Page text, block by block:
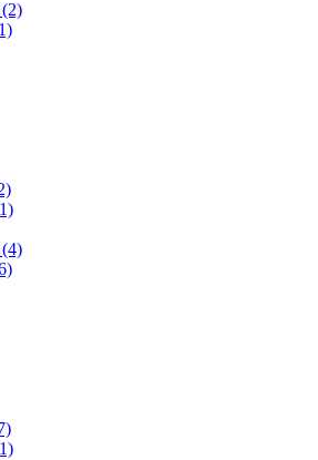
(2)
(4)